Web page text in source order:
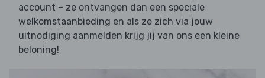
account – ze ontvangen dan een speciale
welkomstaanbieding en als ze zich via jouw
uitnodiging aanmelden krijg jij van ons een kleine
beloning!